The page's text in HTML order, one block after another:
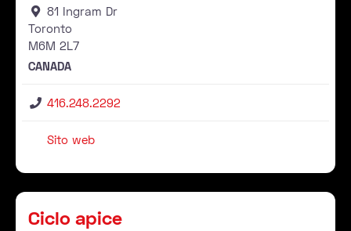
81 Ingram Dr
Toronto
M6M 2L7
CANADA
416.248.2292
Sito web
Ciclo apice